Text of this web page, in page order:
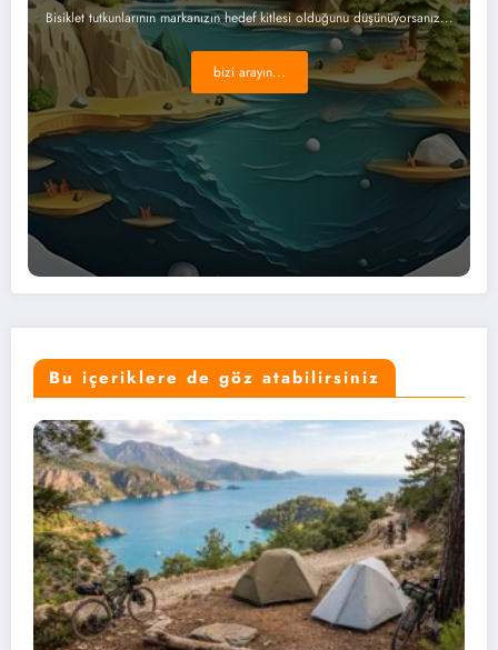
Bisiklet tutkunlarının markanızın hedef kitlesi olduğunu düşünüyorsanız...
bizi arayın...
Bu içeriklere de göz atabilirsiniz